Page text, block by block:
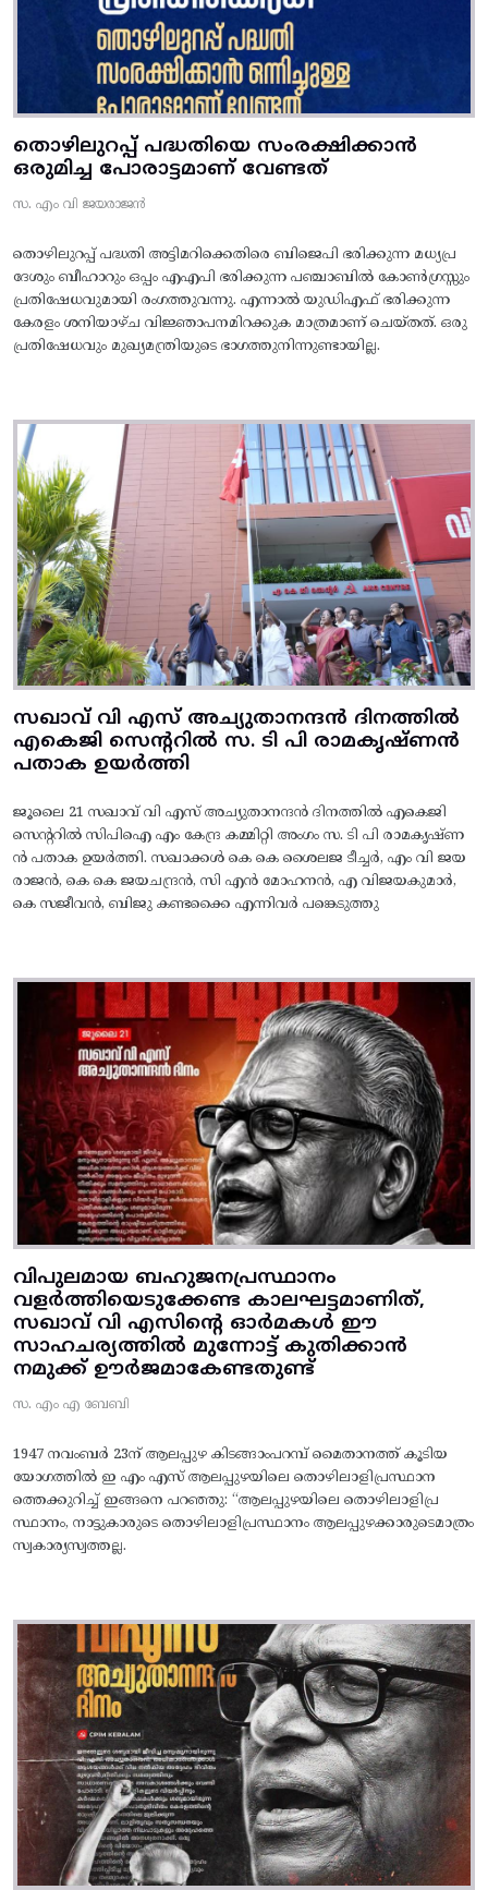
തൊഴിലുറപ്പ് പദ്ധതിയെ സംരക്ഷിക്കാൻ
ഒരുമിച്ച പോരാട്ടമാണ് വേണ്ടത്
സ. എം വി ജയരാജൻ
തൊഴിലുറപ്പ് പദ്ധതി അട്ടിമറിക്കെതിരെ ബിജെപി ഭരിക്കുന്ന മധ്യപ്ര
ദേശും ബീഹാറും ഒപ്പം എഎപി ഭരിക്കുന്ന പഞ്ചാബിൽ കോൺഗ്രസ്സും
പ്രതിഷേധവുമായി രംഗത്തുവന്നു. എന്നാൽ യുഡിഎഫ് ഭരിക്കുന്ന
കേരളം ശനിയാഴ്ച വിജ്ഞാപനമിറക്കുക മാത്രമാണ് ചെയ്തത്. ഒരു
പ്രതിഷേധവും മുഖ്യമന്ത്രിയുടെ ഭാഗത്തുനിന്നുണ്ടായില്ല.
സഖാവ് വി എസ് അച്യുതാനന്ദൻ ദിനത്തിൽ
എകെജി സെന്ററിൽ സ. ടി പി രാമകൃഷ്‌ണൻ
പതാക ഉയർത്തി
ജൂലൈ 21 സഖാവ് വി എസ് അച്യുതാനന്ദൻ ദിനത്തിൽ എകെജി
സെന്ററിൽ സിപിഐ എം കേന്ദ്ര കമ്മിറ്റി അംഗം സ. ടി പി രാമകൃഷ്‌ണ
ൻ പതാക ഉയർത്തി. സഖാക്കൾ കെ കെ ശൈലജ ടീച്ചർ, എം വി ജയ
രാജൻ, കെ കെ ജയചന്ദ്രൻ, സി എൻ മോഹനൻ, എ വിജയകുമാർ,
കെ സജീവൻ, ബിജു കണ്ടക്കൈ എന്നിവർ പങ്കെടുത്തു
വിപുലമായ ബഹുജനപ്രസ്ഥാനം
വളർത്തിയെടുക്കേണ്ട കാലഘട്ടമാണിത്,
സഖാവ് വി എസിന്റെ ഓർമകൾ ഈ
സാഹചര്യത്തിൽ മുന്നോട്ട്‌ കുതിക്കാൻ
നമുക്ക് ഊർജമാകേണ്ടതുണ്ട്
സ. എം എ ബേബി
1947 നവംബർ 23ന് ആലപ്പുഴ കിടങ്ങാംപറമ്പ്‌ മൈതാനത്ത്‌ കൂടിയ
യോഗത്തിൽ ഇ എം എസ് ആലപ്പുഴയിലെ തൊഴിലാളിപ്രസ്ഥാന
ത്തെക്കുറിച്ച് ഇങ്ങനെ പറഞ്ഞു: “ആലപ്പുഴയിലെ തൊഴിലാളിപ്ര
സ്ഥാനം, നാട്ടുകാരുടെ തൊഴിലാളിപ്രസ്ഥാനം ആലപ്പുഴക്കാരുടെമാത്രം
സ്വകാര്യസ്വത്തല്ല.